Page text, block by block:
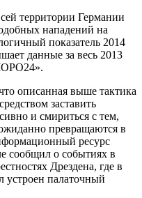
территории Германии
нападений на
показатель 2014
данные за весь 2013
описанная выше тактика
заставить
и смириться с тем,
превращаются в
ресурс
сообщил о событиях в
Дрездена, где в
устроен палаточный